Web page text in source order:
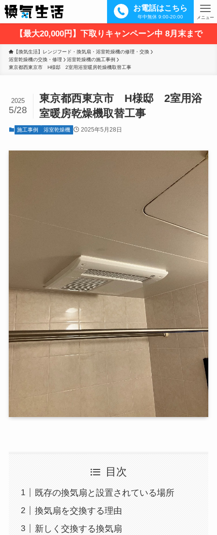
お電話はこちら
年中無休 9:00-20:00 メニュー
【最大20,000円】下取りキャンペーン中 8月末まで
【換気生活】レンジフード・換気扇・浴室乾燥機の修理・交換
浴室乾燥機の交換・修理
浴室乾燥機の施工事例
東京都西東京市　H様邸　2室用浴室暖房乾燥機取替工事
東京都西東京市 H様邸 2室用浴
室暖房乾燥機取替工事
2025
5/28
施工事例 浴室乾燥機 2025年5月28日
目次
既存の換気扇と設置されている場所
換気扇を交換する理由
新しく交換する換気扇